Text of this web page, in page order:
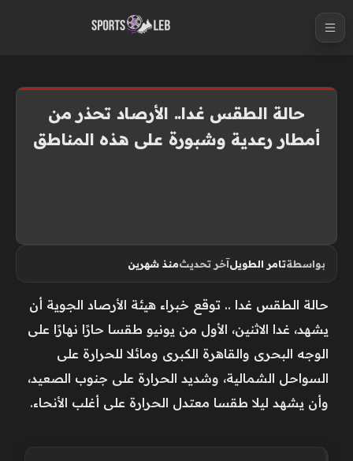
حالة الطقس غدا.. الأرصاد تحذر من
أمطار رعدية وشبورة على هذه المناطق
بواسطةتامر الطويلآخر تحديثمنذ شهرين
حالة الطقس غدا .. توقع خبراء هيئة الأرصاد الجوية أن
يشهد، غدا الاثنين، الأول من يونيو طقسا حارًا نهارًا على
الوجه البحرى والقاهرة الكبرى ومائلا للحرارة على
السواحل الشمالية، وشديد الحرارة على جنوب الصعيد،
وأن يشهد ليلا طقسا معتدل الحرارة على أغلب الأنحاء.